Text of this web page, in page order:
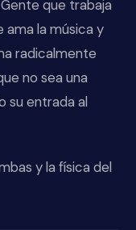
que trabaja
ama la música y
radicalmente
no sea una
su entrada al
y la física del